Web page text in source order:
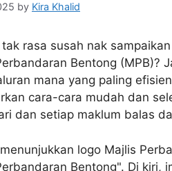
by Kira Khalid
tak rasa susah nak
Bentong (MPB)?
mana yang paling
cara-cara mudah dan
dan setiap maklum balas